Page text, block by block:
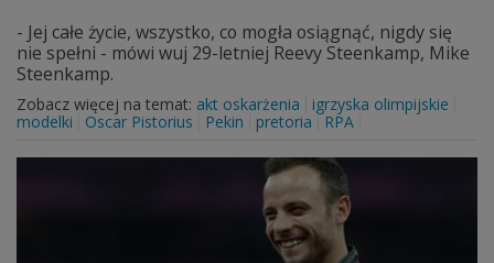
- Jej całe życie, wszystko, co mogła osiągnąć, nigdy się
nie spełni - mówi wuj 29-letniej Reevy Steenkamp, Mike
Steenkamp.
Zobacz więcej na temat: akt oskarżenia
igrzyska olimpijskie
modelki
Oscar Pistorius Pekin pretoria RPA